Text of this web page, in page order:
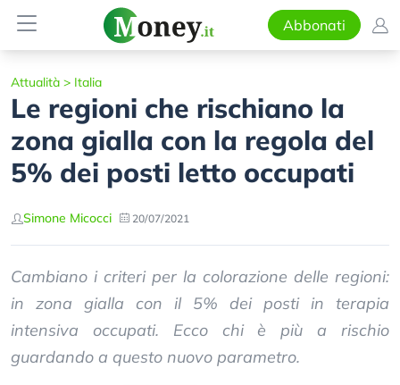
Abbonati
Attualità > Italia
Le regioni che rischiano la
zona gialla con la regola del
5% dei posti letto occupati
Simone Micocci 20/07/2021
Cambiano i criteri per la colorazione delle regioni:
in zona gialla con il 5% dei posti in terapia
intensiva occupati. Ecco chi è più a rischio
guardando a questo nuovo parametro.